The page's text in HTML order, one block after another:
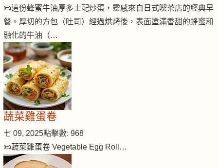
📜這份蜂蜜牛油厚多士配炒蛋，靈感來自日式喫茶店的經典早
餐。厚切的方包（吐司）經過烘烤後，表面塗滿香甜的蜂蜜和
融化的牛油（…
蔬菜雞蛋卷
七 09, 2025點擊數: 968
📜蔬菜雞蛋卷 Vegetable Egg Roll…